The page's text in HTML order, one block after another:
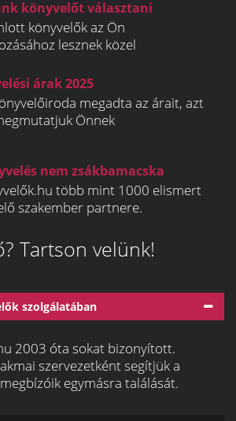
könyvelőt választani
könyvelők az Ön
lesznek közel
árak 2025
megadta az árait, azt
Önnek
nem zsákbamacska
több mint 1000 elismert
szakember partnere.
Tartson velünk!
szolgálatában
2003 óta sokat bizonyított.
szervezetként segítjük a
egymásra találását.